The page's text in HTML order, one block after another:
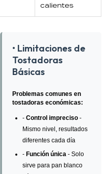
calientes
• Limitaciones de
Tostadoras
Básicas
Problemas comunes en
tostadoras económicas:
- Control impreciso -
Mismo nivel, resultados
diferentes cada día
- Función única - Solo
sirve para pan blanco